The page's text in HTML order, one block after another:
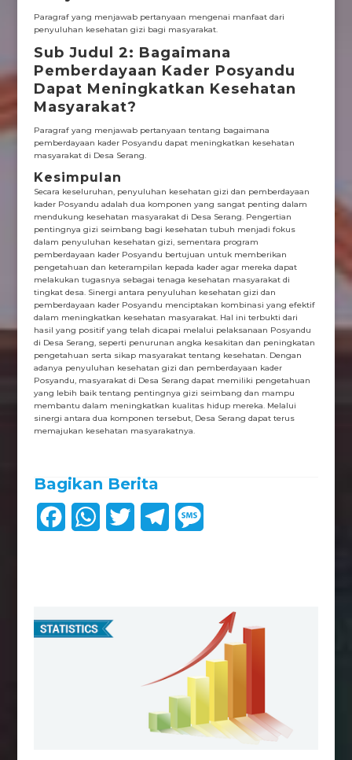
Paragraf yang menjawab pertanyaan mengenai manfaat dari
penyuluhan kesehatan gizi bagi masyarakat.
Sub Judul 2: Bagaimana
Pemberdayaan Kader Posyandu
Dapat Meningkatkan Kesehatan
Masyarakat?
Paragraf yang menjawab pertanyaan tentang bagaimana
pemberdayaan kader Posyandu dapat meningkatkan kesehatan
masyarakat di Desa Serang.
Kesimpulan
Secara keseluruhan, penyuluhan kesehatan gizi dan pemberdayaan
kader Posyandu adalah dua komponen yang sangat penting dalam
mendukung kesehatan masyarakat di Desa Serang. Pengertian
pentingnya gizi seimbang bagi kesehatan tubuh menjadi fokus
dalam penyuluhan kesehatan gizi, sementara program
pemberdayaan kader Posyandu bertujuan untuk memberikan
pengetahuan dan keterampilan kepada kader agar mereka dapat
melakukan tugasnya sebagai tenaga kesehatan masyarakat di
tingkat desa. Sinergi antara penyuluhan kesehatan gizi dan
pemberdayaan kader Posyandu menciptakan kombinasi yang efektif
dalam meningkatkan kesehatan masyarakat. Hal ini terbukti dari
hasil yang positif yang telah dicapai melalui pelaksanaan Posyandu
di Desa Serang, seperti penurunan angka kesakitan dan peningkatan
pengetahuan serta sikap masyarakat tentang kesehatan. Dengan
adanya penyuluhan kesehatan gizi dan pemberdayaan kader
Posyandu, masyarakat di Desa Serang dapat memiliki pengetahuan
yang lebih baik tentang pentingnya gizi seimbang dan mampu
membantu dalam meningkatkan kualitas hidup mereka. Melalui
sinergi antara dua komponen tersebut, Desa Serang dapat terus
memajukan kesehatan masyarakatnya.
Bagikan Berita
b
W
s
m
g
e